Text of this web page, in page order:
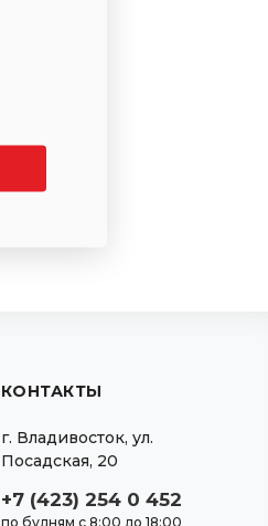
КОНТАКТЫ
г. Владивосток, ул.
Посадская, 20
+7 (423) 254 0 452
по будням с 8:00 до 18:00